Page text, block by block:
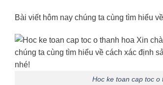
Bài viết hôm nay chúng ta cùng tìm hiểu
Hoc ke toan cap toc o